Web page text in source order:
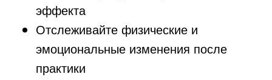
эффекта
Отслеживайте физические и
эмоциональные изменения после
практики